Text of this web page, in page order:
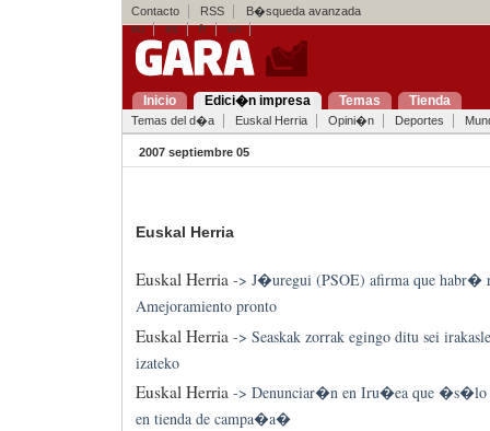
Contacto RSS
B�squeda avanzada
eu
es fr en
Inicio Edici�n impresa Temas Tienda
Temas del d�a Euskal Herria Opini�n Deportes
2007 septiembre 05
Euskal Herria
Euskal Herria-> J�uregui (PSOE) afirma que habr�
Amejoramiento pronto
Euskal Herria -> Seaskak zorrak egingo ditu sei
izateko
Euskal Herria-> Denunciar�n en Iru�ea que �s�lo
en tienda de campa�a�